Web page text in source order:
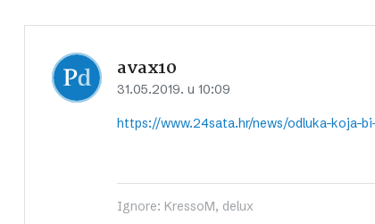
avax10
31.05.2019. u 10:09
https://www.24sata.hr/news/odluka-koja-
Ignore: KressoM, delux